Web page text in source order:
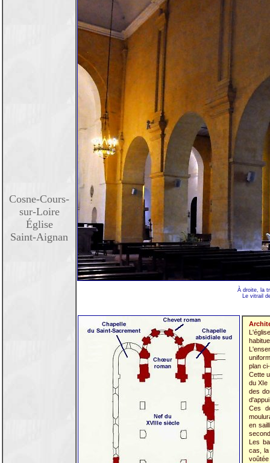
Cosne-Cours-
sur-Loire
Église
Saint-Aignan
À droite, la
Le vitrail
plan
Cette
du XIe
des
Ces
en
Les
cas, la